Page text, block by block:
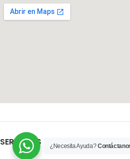
SERVICIOS ¿Necesita Ayuda?